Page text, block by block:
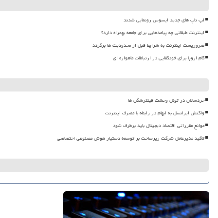
لپ تاپ های جدید ایسوس رونمایی شدند
اینترنت طبقاتی چه پیامدهایی برای جامعه بهمراه دارد؟
ضروریست اینترنت به شرایط قبل از محدودیت ها برگردد
گام اروپا برای خودکفایی در ارتباطات ماهواره ای
خردسالان در تونل وحشت فیلترشکن ها
واکنش ایرانسل به ابهام در رابطه با مصرف اینترنت
موانع مقرراتی اقتصاد دیجیتال باید برطرف شود
تاکید مدیرعامل شرکت زیرساخت بر توسعه دستیار هوش مصنوعی اختصاصی